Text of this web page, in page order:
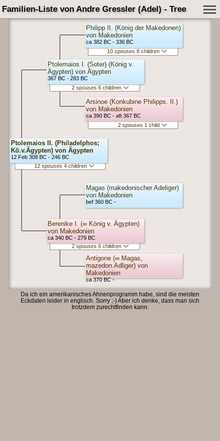
Familien-Liste von Andre Gressler (Adel) - Tree
Ptolemaios II. (Philadelphos;
Kö.v.Ägypten) von Ägypten
12 Feb 308 BC - 246 BC
12 spouses 4 children
Ptolemaios I. (Soter) (König v.
Ägypten) von Ägypten
367 BC - 283 BC
2 spouses 6 children
Berenike I. (∞ König v. Ägypten)
von Makedonien
ca 340 BC - 279 BC
2 spouses 6 children
Philipp II. (König der Makedonen)
von Makedonien
ca 382 BC - 336 BC
10 spouses 8 children
Arsinoe (Konkubine Philipps. II.)
von Makedonien
ca 390 BC - aft 367 BC
2 spouses 1 child
Magas (makedonischer Adeliger)
von Makedonien
bef 360 BC -
Antigone (∞ Magas,
mazedon.Adliger) von
Makedonien
ca 370 BC -
Da ich ein amerikanisches Ahnenprogramm habe, sind die meisten
Eckdaten leider in englisch. Sorry ;-) Aber ich denke, dass man sich
trotzdem zurechtfinden kann.